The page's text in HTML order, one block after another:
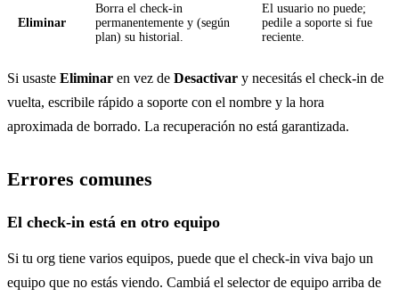
Eliminar
Borra el check-in
permanentemente y (según
plan) su historial.
El usuario no puede;
pedile a soporte si fue
reciente.
Si usaste Eliminar en vez de Desactivar y necesitás el check-in de
vuelta, escribile rápido a soporte con el nombre y la hora
aproximada de borrado. La recuperación no está garantizada.
Errores comunes
El check-in está en otro equipo
Si tu org tiene varios equipos, puede que el check-in viva bajo un
equipo que no estás viendo. Cambiá el selector de equipo arriba de